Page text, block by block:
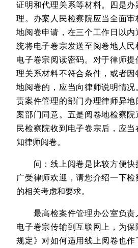
证明和代理关系等材料。四是
理。办案人民检察院应当全面
地阅卷申请，在三个工作日以
统将电子卷宗发送至阅卷地人
电子卷宗阅读密码。对于律师
理关系材料不符合条件，或者
地阅卷的，应当向律师说明情况
责案件管理的部门办理律师异
案部门同意。五是阅卷地检察院
民检察院收到电子卷宗后，应
知律师阅卷。
问：线上阅卷是比较方便快
广受律师欢迎，请您介绍一下
的相关考虑和要求。
最高检案件管理办公室负责
电子卷宗传输到互联网上，为
规定》对如何适用线上阅卷也作